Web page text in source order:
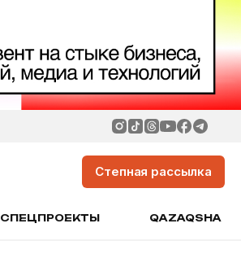
Степная рассылка
СПЕЦПРОЕКТЫ QAZAQSHA